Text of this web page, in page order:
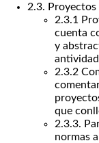
2.3.
2.3.1
cuenta
y
2.3.2
que
2.3.3.
normas